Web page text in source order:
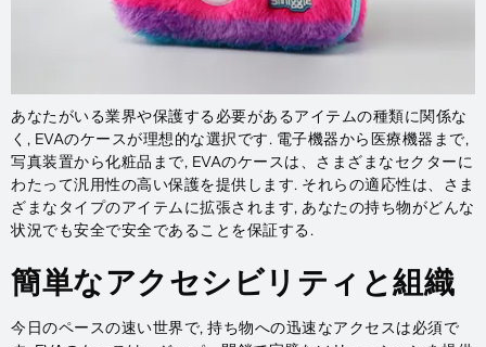
あなたがいる業界や保護する必要があるアイテムの種類に関係な
く, EVAのケースが理想的な選択です. 電子機器から医療機器まで,
写真装置から化粧品まで, EVAのケースは、さまざまなセクターに
わたって汎用性の高い保護を提供します. それらの適応性は、さま
ざまなタイプのアイテムに拡張されます, あなたの持ち物がどんな
状況でも安全で安全であることを保証する.
簡単なアクセシビリティと組織
今日のペースの速い世界で, 持ち物への迅速なアクセスは必須で